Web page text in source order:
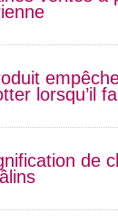
lorsqu’il
de